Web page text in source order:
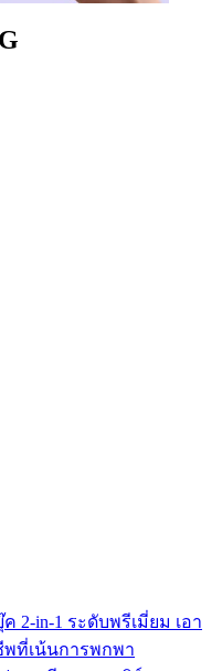
2-in-1 ระดับพรีเมี่ยม เอา
พที่เน้นการพกพา